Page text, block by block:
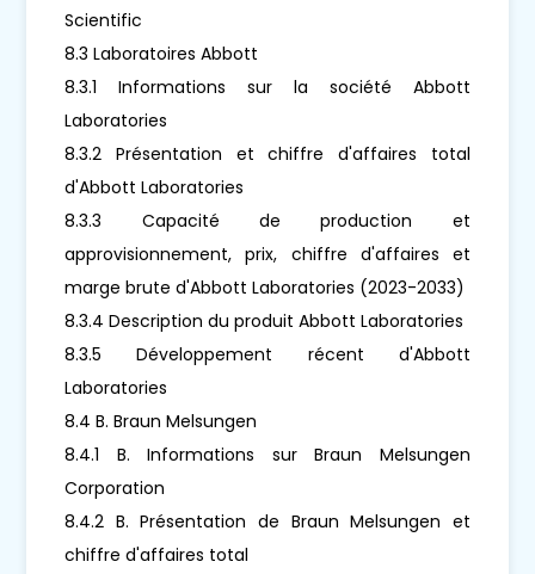
Scientific
8.3 Laboratoires Abbott
8.3.1 Informations sur la société Abbott
Laboratories
8.3.2 Présentation et chiffre d'affaires total
d'Abbott Laboratories
8.3.3 Capacité de production et
approvisionnement, prix, chiffre d'affaires et
marge brute d'Abbott Laboratories (2023-2033)
8.3.4 Description du produit Abbott Laboratories
8.3.5 Développement récent d'Abbott
Laboratories
8.4 B. Braun Melsungen
8.4.1 B. Informations sur Braun Melsungen
Corporation
8.4.2 B. Présentation de Braun Melsungen et
chiffre d'affaires total